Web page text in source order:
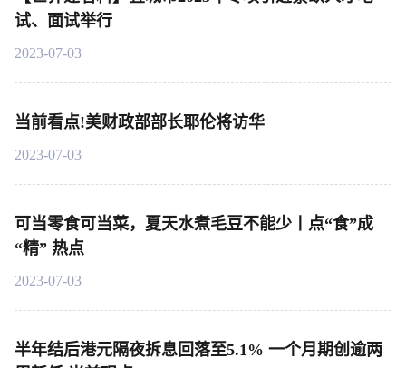
试、面试举行
2023-07-03
当前看点!美财政部部长耶伦将访华
2023-07-03
可当零食可当菜，夏天水煮毛豆不能少丨点“食”成
“精” 热点
2023-07-03
半年结后港元隔夜拆息回落至5.1% 一个月期创逾两